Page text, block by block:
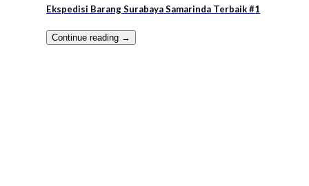
Ekspedisi Barang Surabaya Samarinda Terbaik #1
Continue reading →